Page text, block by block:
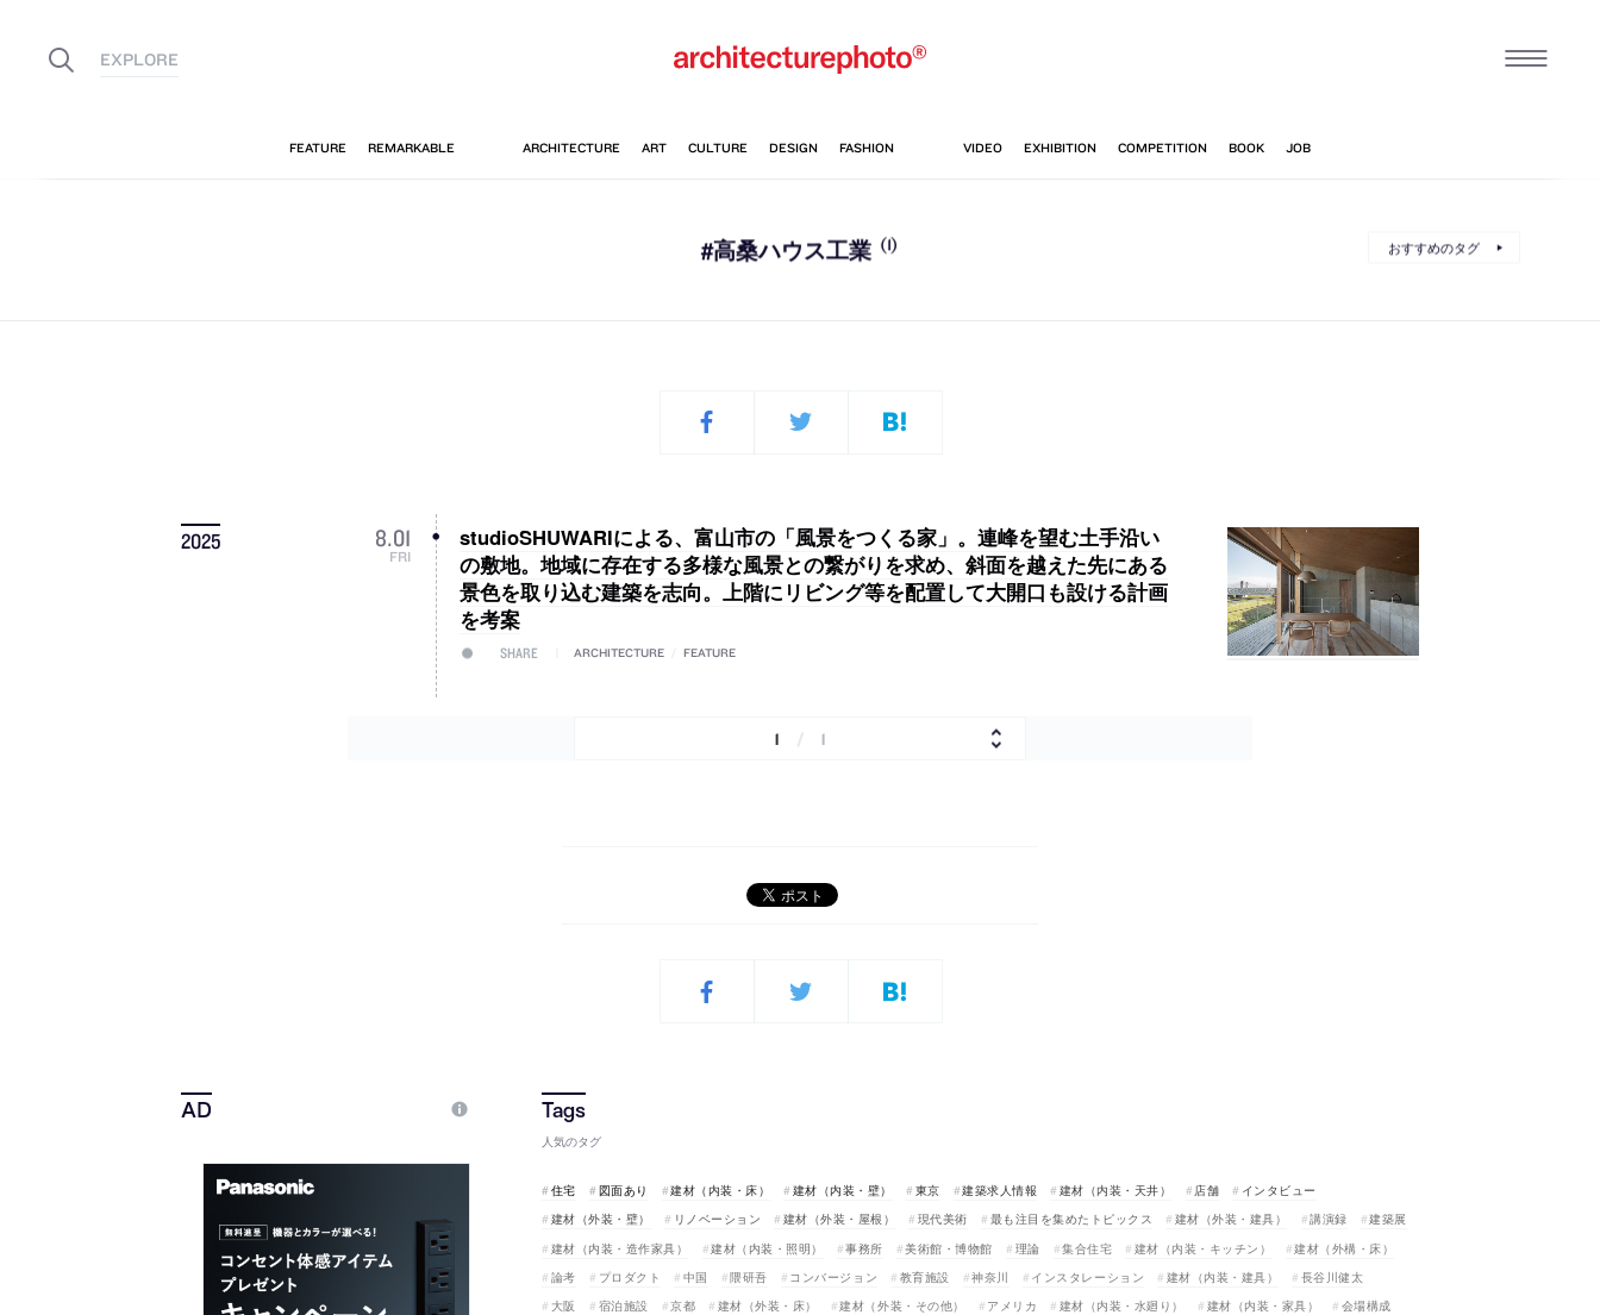
#高桑ハウス工業 (1) おすすめのタグ
2025 8.01
FRI
studioSHUWARIによる、富山市の「風景をつくる家」。連峰を望む土手沿い
の敷地。地域に存在する多様な風景との繋がりを求め、斜面を越えた先にある
景色を取り込む建築を志向。上階にリビング等を配置して大開口も設ける計画
を考案
SHARE ARCHITECTURE FEATURE
1 / 1
人気のタグ
住宅 図面あり 建材（内装・床） 建材（内装・壁） 東京 建築求人情報 建材（内装・天井） 店舗
インタビュー
建材（外装・壁）
リノベーション 建材（外装・屋根） 現代美術 最も注目を集めたトピックス 建材（外装・建具） 講演録
建築展
建材（内装・造作家具）
建材（内装・照明） 事務所 美術館・博物館 理論 集合住宅 建材（内装・キッチン）
建材（外構・床）
論考
プロダクト 中国 隈研吾 コンバージョン 教育施設 神奈川 インスタレーション 建材（内装・建具）
長谷川健太
大阪
宿泊施設 京都 建材（外装・床） 建材（外装・その他） アメリカ 建材（内装・水廻り） 建材（内装・家具）
会場構成